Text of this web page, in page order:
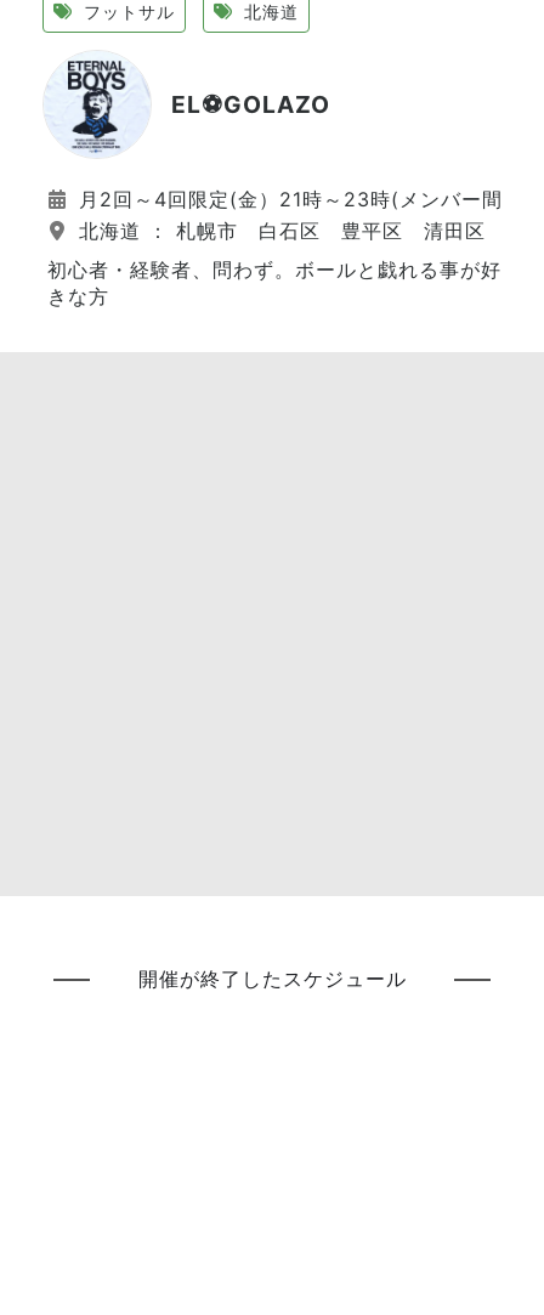
フットサル 北海道
EL⚽GOLAZO
月2回～4回限定(金）21時～23時(メンバー間で
北海道 ： 札幌市 白石区 豊平区 清田区
初心者・経験者、問わず。ボールと戯れる事が好
きな方
開催が終了したスケジュール